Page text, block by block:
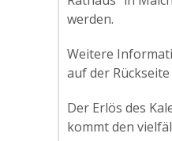
werden.
Weitere
auf der
Der Erlös des
kommt den